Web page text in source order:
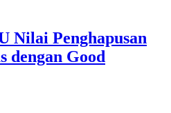
Nilai Penghapusan
dengan Good